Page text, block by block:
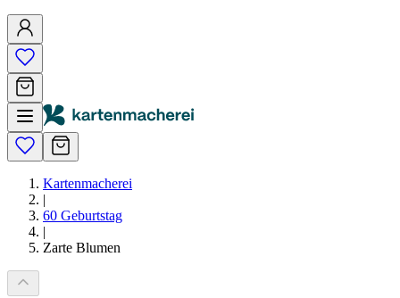
Kartenmacherei
|
60 Geburtstag
|
Zarte Blumen